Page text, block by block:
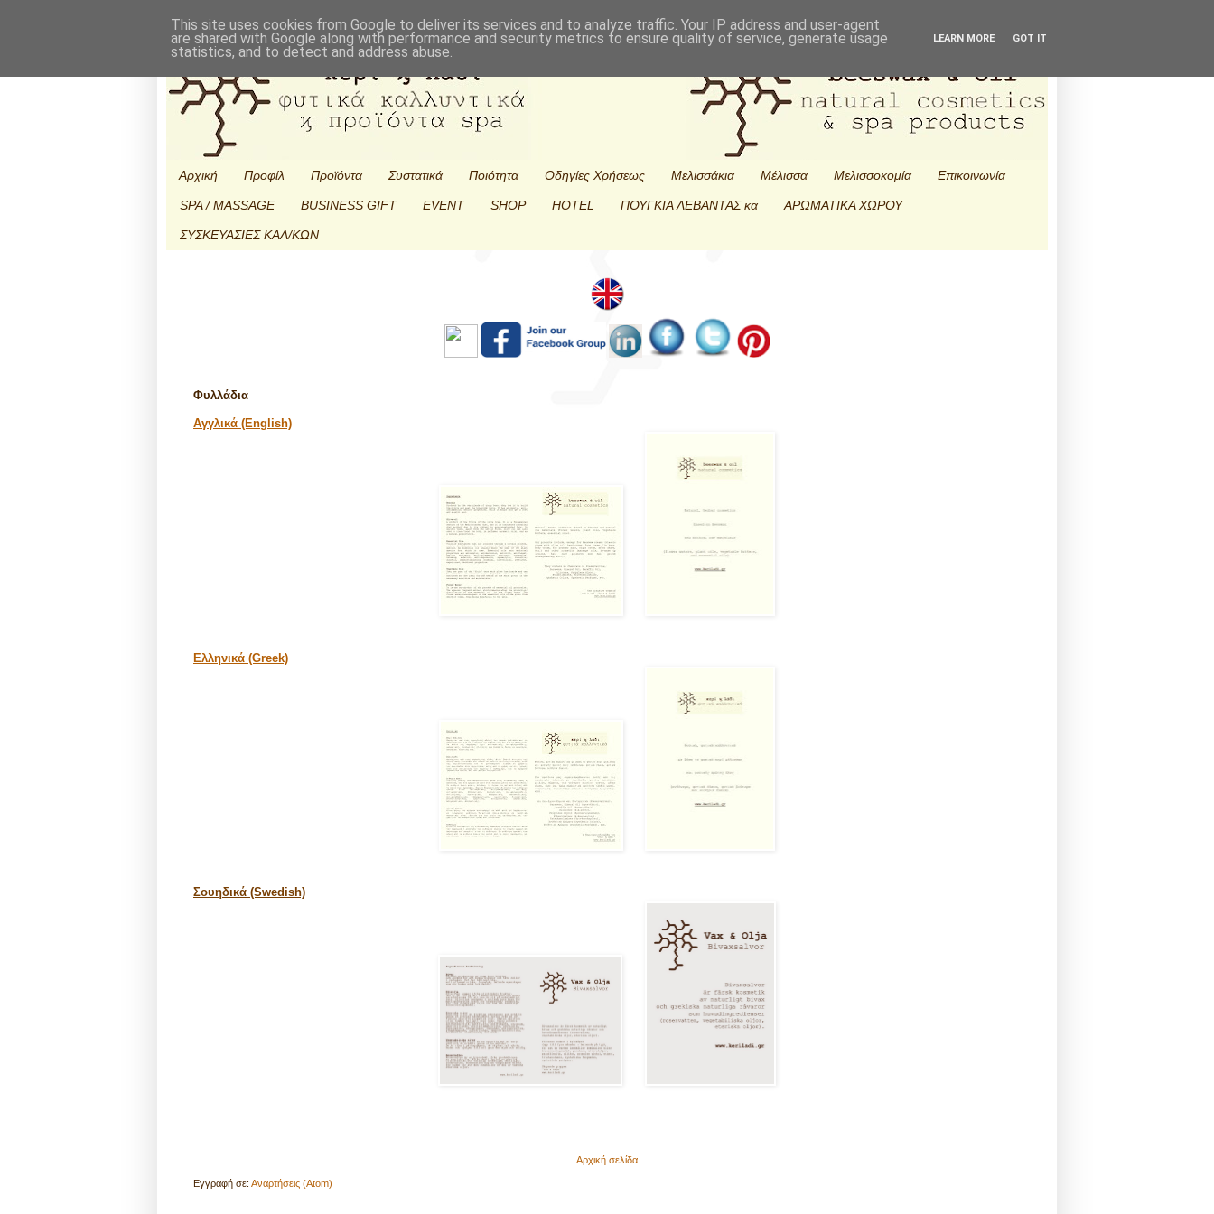
Αρχική Προφίλ Προϊόντα Συστατικά Ποιότητα Οδηγίες Χρήσεως Μελισσάκια Μέλισσα Μελισσοκομία Επικοινωνία
SPA / MASSAGE BUSINESS GIFT EVENT SHOP HOTEL ΠΟΥΓΚΙΑ ΛΕΒΑΝΤΑΣ κα ΑΡΩΜΑΤΙΚΑ ΧΩΡΟΥ
ΣΥΣΚΕΥΑΣΙΕΣ ΚΑΛ/ΚΩΝ
Φυλλάδια
Αγγλικά (English)
Ελληνικά (Greek)
Σουηδικά (Swedish)
Αρχική σελίδα
Εγγραφή σε: Αναρτήσεις (Atom)
This site uses cookies from Google to deliver its services and to analyze traffic. Your IP address and user-agent
are shared with Google along with performance and security metrics to ensure quality of service, generate usage
statistics, and to detect and address abuse.
LEARN MORE GOT IT